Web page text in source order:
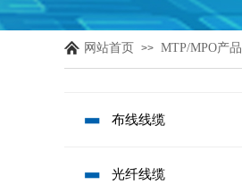
网站首页 >> MTP/MPO产品
布线线缆
光纤线缆